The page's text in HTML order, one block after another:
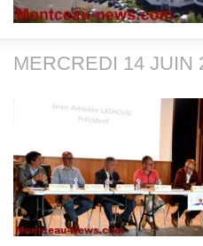
MERCREDI 14 JUIN